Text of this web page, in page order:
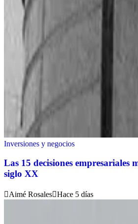
Inversiones y negocios
Las 15 decisiones empresariales
siglo XX
Aimé Rosales Hace 5 días